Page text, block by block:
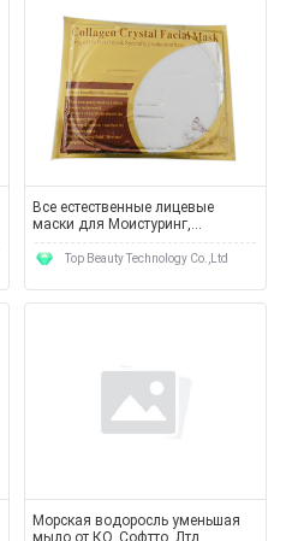
Все естественные лицевые
маски для Моистуринг,
извлекают тонкие линии,
сбрасывают сумки глаза и
регенерация клетки
Top Beauty Technology Co.,Ltd
Морская водоросль уменьшая
мыло от КО. Софтто, Лтд